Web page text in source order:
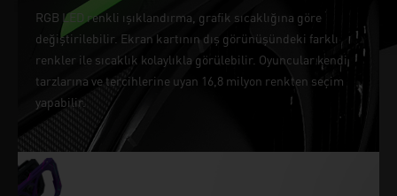
RGB LED renkli ışıklandırma, grafik sıcaklığına göre
değiştirilebilir. Ekran kartının dış görünüşündeki farklı
renkler ile sıcaklık kolaylıkla görülebilir. Oyuncular kendi
tarzlarına ve tercihlerine uyan 16,8 milyon renkten seçim
yapabilir.